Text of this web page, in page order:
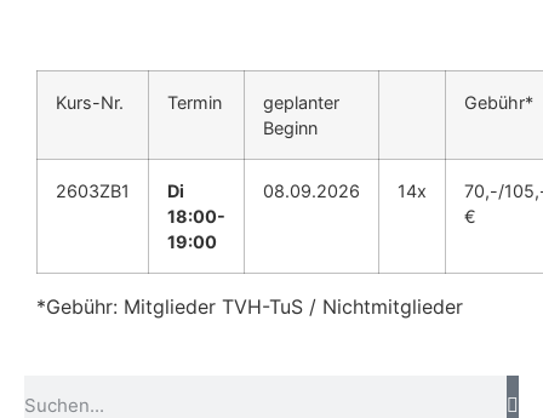
Kurs-Nr. Termin
geplanter
Beginn
Gebühr*
2603ZB1
Di
18:00-
19:00
08.09.2026 14x
70,-/
€
*Gebühr: Mitglieder TVH-TuS / Nichtmitglieder